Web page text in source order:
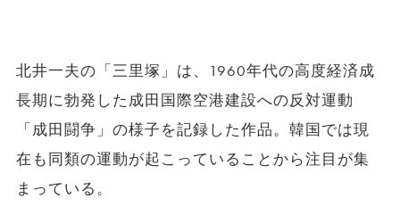
北井一夫の「三里塚」は、1960年代の高度経済成
長期に勃発した成田国際空港建設への反対運動
「成田闘争」の様子を記録した作品。韓国では現
在も同類の運動が起こっていることから注目が集
まっている。